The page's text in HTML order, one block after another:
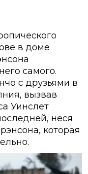
в доме
самого.
с друзьями в
вызвав
Уинслет
неся
которая